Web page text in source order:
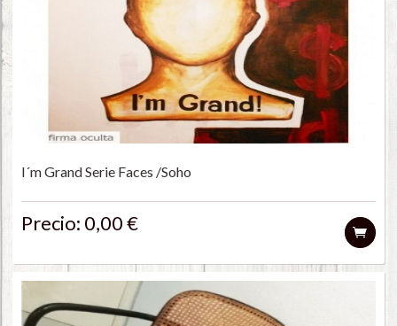
I´m Grand Serie Faces /Soho
Precio: 0,00 €